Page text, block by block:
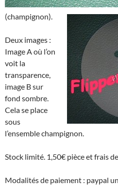
(champignon).
Deux images :
Image A où l’on
voit la
transparence,
image B sur
fond sombre.
Cela se place
sous
l’ensemble champignon.
Stock limité. 1,50€ pièce et frais
Modalités de paiement : paypal